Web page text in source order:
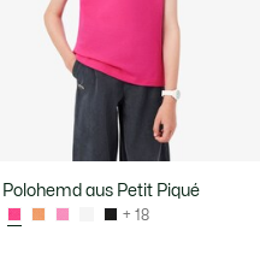
Polohemd aus Petit Piqué
+ 18